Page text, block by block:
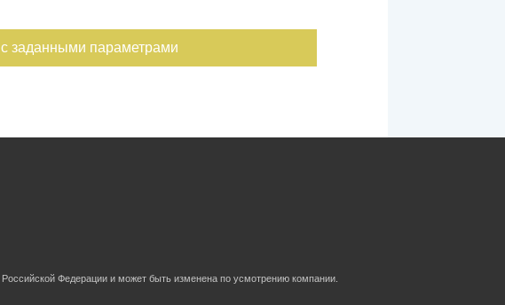
заданными параметрами
Федерации и может быть изменена по усмотрению компании.